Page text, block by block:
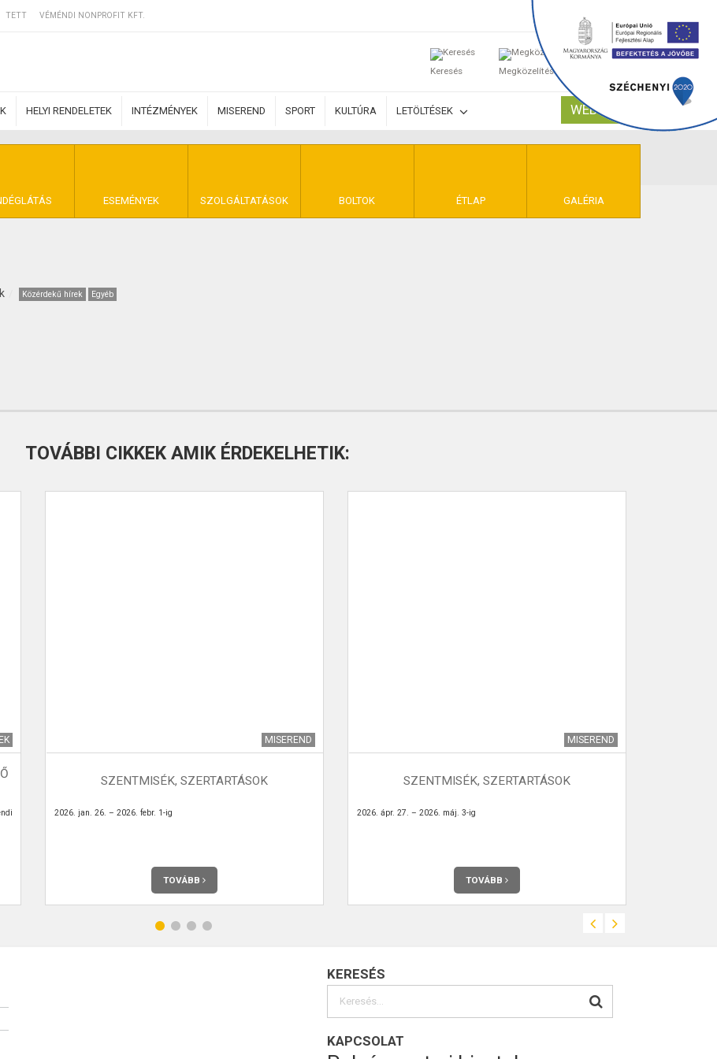
TETT VÉMÉNDI NONPROFIT KFT.
Keresés Megközelítés
0
HELYI RENDELETEK INTÉZMÉNYEK MISEREND SPORT KULTÚRA LETÖLTÉSEK WEBSHOP
ESEMÉNYEK SZOLGÁLTATÁSOK BOLTOK ÉTLAP GALÉRIA
FELTÉTELEK
VÉMÉND
Közérdekű hírek Egyéb
TOVÁBBI CIKKEK AMIK ÉRDEKELHETIK:
MISEREND
SZENTMISÉK, SZERTARTÁSOK
2026. jan. 26. – 2026. febr. 1-ig
TOVÁBB
MISEREND
SZENTMISÉK, SZERTARTÁSOK
2026. ápr. 27. – 2026. máj. 3-ig
TOVÁBB
KERESÉS
KAPCSOLAT